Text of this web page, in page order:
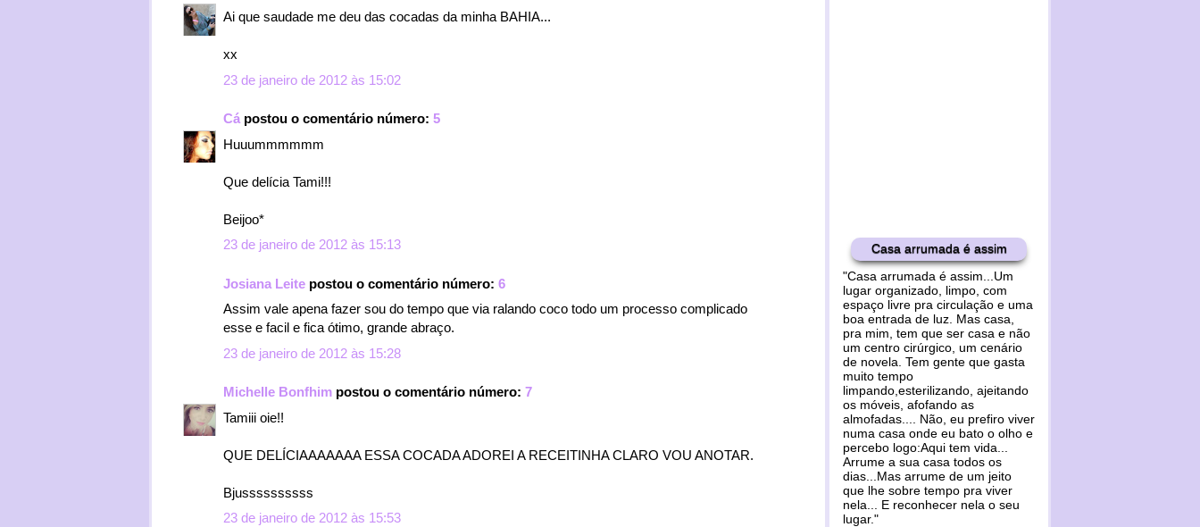
Ai que saudade me deu das cocadas da minha BAHIA...
xx
23 de janeiro de 2012 às 15:02
Cá postou o comentário número: 5
Huuummmmmm
Que delícia Tami!!!
Beijoo*
23 de janeiro de 2012 às 15:13
Josiana Leite postou o comentário número: 6
Assim vale apena fazer sou do tempo que via ralando coco todo um processo complicado
esse e facil e fica ótimo, grande abraço.
23 de janeiro de 2012 às 15:28
Michelle Bonfhim postou o comentário número: 7
Tamiii oie!!
QUE DELÍCIAAAAAAA ESSA COCADA ADOREI A RECEITINHA CLARO VOU ANOTAR.
Bjussssssssss
23 de janeiro de 2012 às 15:53
Casa arrumada é assim
"Casa arrumada é assim...Um
lugar organizado, limpo, com
espaço livre pra circulação e uma
boa entrada de luz. Mas casa,
pra mim, tem que ser casa e não
um centro cirúrgico, um cenário
de novela. Tem gente que gasta
muito tempo
limpando,esterilizando, ajeitando
os móveis, afofando as
almofadas.... Não, eu prefiro viver
numa casa onde eu bato o olho e
percebo logo:Aqui tem vida...
Arrume a sua casa todos os
dias...Mas arrume de um jeito
que lhe sobre tempo pra viver
nela... E reconhecer nela o seu
lugar."